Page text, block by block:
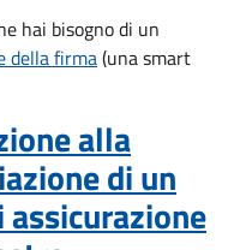
hai bisogno di un
della firma(una smart
alla
di un